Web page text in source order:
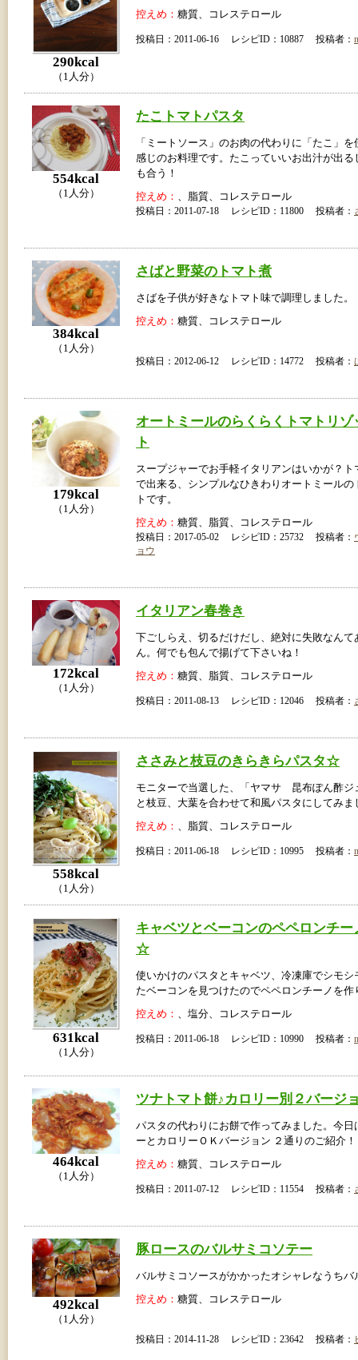
290kcal
（1人分）
控えめ： 糖質、コレステロール
投稿日：2011-06-16 レシピID：10887 投稿者：
554kcal
（1人分）
たこトマトパスタ
「ミートソース」のお肉の代わりに「たこ」
感じのお料理です。たこっていいお出汁が出る
も合う！
控えめ： 、脂質、コレステロール
投稿日：2011-07-18 レシピID：11800 投稿者：
384kcal
（1人分）
さばと野菜のトマト煮
さばを子供が好きなトマト味で調理しました。
控えめ： 糖質、コレステロール
投稿日：2012-06-12 レシピID：14772 投稿者：
179kcal
（1人分）
オートミールのらくらくトマトリゾ
ト
スープジャーでお手軽イタリアンはいかが？ト
で出来る、シンプルなひきわりオートミールの
トです。
控えめ： 糖質、脂質、コレステロール
投稿日：2017-05-02 レシピID：25732 投稿者：
ョウ
172kcal
（1人分）
イタリアン春巻き
下ごしらえ、切るだけだし、絶対に失敗なんて
ん。何でも包んで揚げて下さいね！
控えめ： 糖質、脂質、コレステロール
投稿日：2011-08-13 レシピID：12046 投稿者：
558kcal
（1人分）
ささみと枝豆のきらきらパスタ☆
モニターで当選した、「ヤマサ 昆布ぽん酢ジ
と枝豆、大葉を合わせて和風パスタにしてみま
控えめ： 、脂質、コレステロール
投稿日：2011-06-18 レシピID：10995 投稿者：
631kcal
（1人分）
キャベツとベーコンのペペロンチー
☆
使いかけのパスタとキャベツ、冷凍庫でシモシ
たベーコンを見つけたのでペペロンチーノを作
控えめ： 、塩分、コレステロール
投稿日：2011-06-18 レシピID：10990 投稿者：
464kcal
（1人分）
ツナトマト餅♪カロリー別２バージ
パスタの代わりにお餅で作ってみました。今日
ーとカロリーＯＫバージョン ２通りのご紹介！
控えめ： 糖質、コレステロール
投稿日：2011-07-12 レシピID：11554 投稿者：
492kcal
（1人分）
豚ロースのバルサミコソテー
バルサミコソースがかかったオシャレなうち
控えめ： 糖質、コレステロール
投稿日：2014-11-28 レシピID：23642 投稿者：